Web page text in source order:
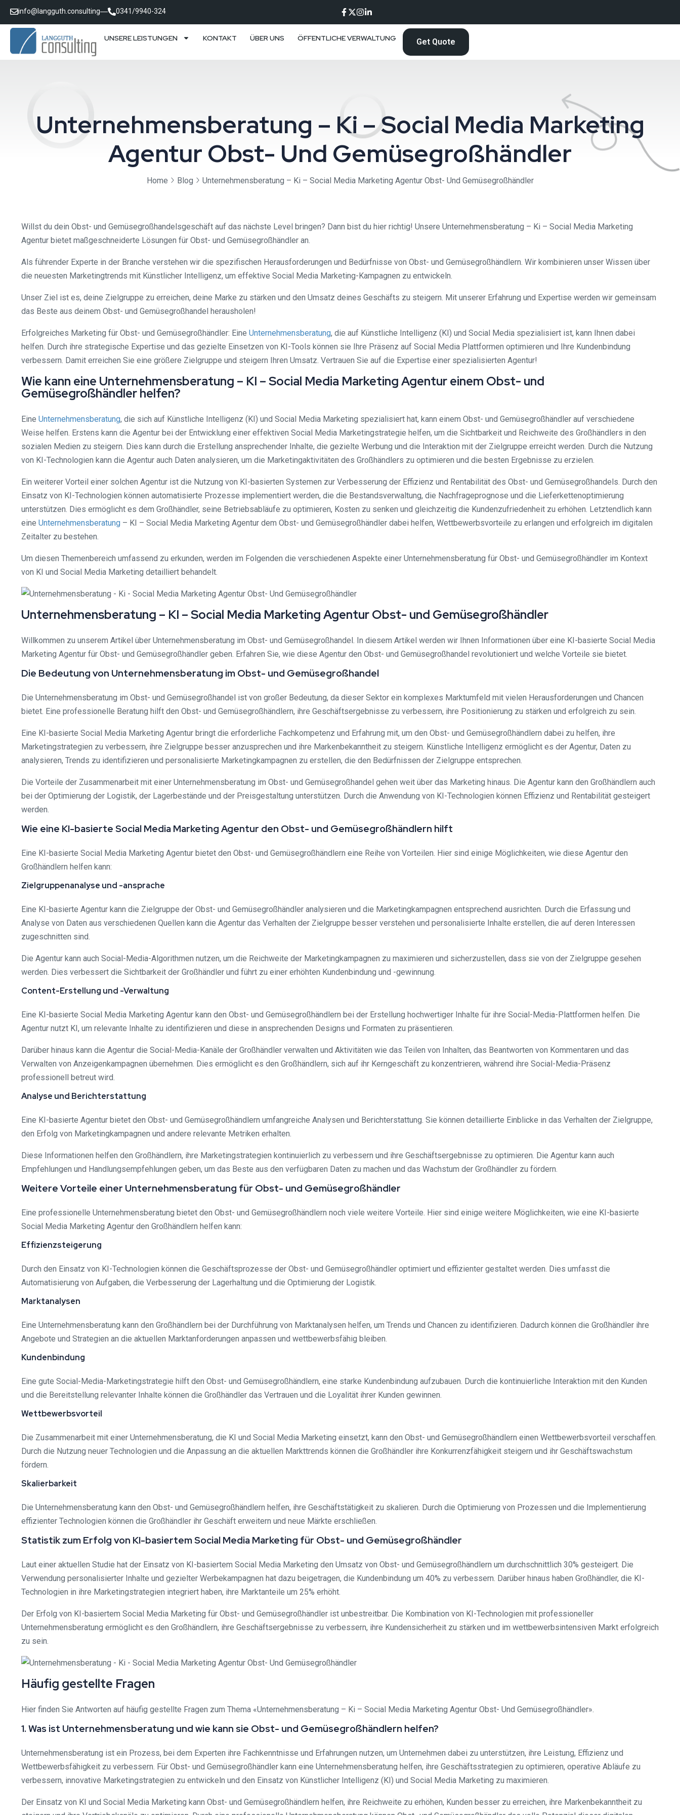
info@langguth.consulting 0341/9940-324
UNSERE LEISTUNGEN KONTAKT ÜBER UNS ÖFFENTLICHE VERWALTUNG Get Quote
Unternehmensberatung – Ki – Social Media Marketing
Agentur Obst- Und Gemüsegroßhändler
Home Blog Unternehmensberatung – Ki – Social Media Marketing Agentur Obst- Und Gemüsegroßhändler
Willst du dein Obst- und Gemüsegroßhandelsgeschäft auf das nächste Level bringen? Dann bist du hier richtig! Unsere Unternehmensberatung – Ki – Social Media Marketing
Agentur bietet maßgeschneiderte Lösungen für Obst- und Gemüsegroßhändler an.
Als führender Experte in der Branche verstehen wir die spezifischen Herausforderungen und Bedürfnisse von Obst- und Gemüsegroßhändlern. Wir kombinieren unser Wissen über
die neuesten Marketingtrends mit Künstlicher Intelligenz, um effektive Social Media Marketing-Kampagnen zu entwickeln.
Unser Ziel ist es, deine Zielgruppe zu erreichen, deine Marke zu stärken und den Umsatz deines Geschäfts zu steigern. Mit unserer Erfahrung und Expertise werden wir gemeinsam
das Beste aus deinem Obst- und Gemüsegroßhandel herausholen!
Erfolgreiches Marketing für Obst- und Gemüsegroßhändler: Eine Unternehmensberatung, die auf Künstliche Intelligenz (KI) und Social Media spezialisiert ist, kann Ihnen dabei
helfen. Durch ihre strategische Expertise und das gezielte Einsetzen von KI-Tools können sie Ihre Präsenz auf Social Media Plattformen optimieren und Ihre Kundenbindung
verbessern. Damit erreichen Sie eine größere Zielgruppe und steigern Ihren Umsatz. Vertrauen Sie auf die Expertise einer spezialisierten Agentur!
Wie kann eine Unternehmensberatung – KI – Social Media Marketing Agentur einem Obst- und
Gemüsegroßhändler helfen?
Eine Unternehmensberatung, die sich auf Künstliche Intelligenz (KI) und Social Media Marketing spezialisiert hat, kann einem Obst- und Gemüsegroßhändler auf verschiedene
Weise helfen. Erstens kann die Agentur bei der Entwicklung einer effektiven Social Media Marketingstrategie helfen, um die Sichtbarkeit und Reichweite des Großhändlers in den
sozialen Medien zu steigern. Dies kann durch die Erstellung ansprechender Inhalte, die gezielte Werbung und die Interaktion mit der Zielgruppe erreicht werden. Durch die Nutzung
von KI-Technologien kann die Agentur auch Daten analysieren, um die Marketingaktivitäten des Großhändlers zu optimieren und die besten Ergebnisse zu erzielen.
Ein weiterer Vorteil einer solchen Agentur ist die Nutzung von KI-basierten Systemen zur Verbesserung der Effizienz und Rentabilität des Obst- und Gemüsegroßhandels. Durch den
Einsatz von KI-Technologien können automatisierte Prozesse implementiert werden, die die Bestandsverwaltung, die Nachfrageprognose und die Lieferkettenoptimierung
unterstützen. Dies ermöglicht es dem Großhändler, seine Betriebsabläufe zu optimieren, Kosten zu senken und gleichzeitig die Kundenzufriedenheit zu erhöhen. Letztendlich kann
eine Unternehmensberatung – KI – Social Media Marketing Agentur dem Obst- und Gemüsegroßhändler dabei helfen, Wettbewerbsvorteile zu erlangen und erfolgreich im digitalen
Zeitalter zu bestehen.
Um diesen Themenbereich umfassend zu erkunden, werden im Folgenden die verschiedenen Aspekte einer Unternehmensberatung für Obst- und Gemüsegroßhändler im Kontext
von KI und Social Media Marketing detailliert behandelt.
Unternehmensberatung – KI – Social Media Marketing Agentur Obst- und Gemüsegroßhändler
Willkommen zu unserem Artikel über Unternehmensberatung im Obst- und Gemüsegroßhandel. In diesem Artikel werden wir Ihnen Informationen über eine KI-basierte Social Media
Marketing Agentur für Obst- und Gemüsegroßhändler geben. Erfahren Sie, wie diese Agentur den Obst- und Gemüsegroßhandel revolutioniert und welche Vorteile sie bietet.
Die Bedeutung von Unternehmensberatung im Obst- und Gemüsegroßhandel
Die Unternehmensberatung im Obst- und Gemüsegroßhandel ist von großer Bedeutung, da dieser Sektor ein komplexes Marktumfeld mit vielen Herausforderungen und Chancen
bietet. Eine professionelle Beratung hilft den Obst- und Gemüsegroßhändlern, ihre Geschäftsergebnisse zu verbessern, ihre Positionierung zu stärken und erfolgreich zu sein.
Eine KI-basierte Social Media Marketing Agentur bringt die erforderliche Fachkompetenz und Erfahrung mit, um den Obst- und Gemüsegroßhändlern dabei zu helfen, ihre
Marketingstrategien zu verbessern, ihre Zielgruppe besser anzusprechen und ihre Markenbekanntheit zu steigern. Künstliche Intelligenz ermöglicht es der Agentur, Daten zu
analysieren, Trends zu identifizieren und personalisierte Marketingkampagnen zu erstellen, die den Bedürfnissen der Zielgruppe entsprechen.
Die Vorteile der Zusammenarbeit mit einer Unternehmensberatung im Obst- und Gemüsegroßhandel gehen weit über das Marketing hinaus. Die Agentur kann den Großhändlern auch
bei der Optimierung der Logistik, der Lagerbestände und der Preisgestaltung unterstützen. Durch die Anwendung von KI-Technologien können Effizienz und Rentabilität gesteigert
werden.
Wie eine KI-basierte Social Media Marketing Agentur den Obst- und Gemüsegroßhändlern hilft
Eine KI-basierte Social Media Marketing Agentur bietet den Obst- und Gemüsegroßhändlern eine Reihe von Vorteilen. Hier sind einige Möglichkeiten, wie diese Agentur den
Großhändlern helfen kann:
Zielgruppenanalyse und -ansprache
Eine KI-basierte Agentur kann die Zielgruppe der Obst- und Gemüsegroßhändler analysieren und die Marketingkampagnen entsprechend ausrichten. Durch die Erfassung und
Analyse von Daten aus verschiedenen Quellen kann die Agentur das Verhalten der Zielgruppe besser verstehen und personalisierte Inhalte erstellen, die auf deren Interessen
zugeschnitten sind.
Die Agentur kann auch Social-Media-Algorithmen nutzen, um die Reichweite der Marketingkampagnen zu maximieren und sicherzustellen, dass sie von der Zielgruppe gesehen
werden. Dies verbessert die Sichtbarkeit der Großhändler und führt zu einer erhöhten Kundenbindung und -gewinnung.
Content-Erstellung und -Verwaltung
Eine KI-basierte Social Media Marketing Agentur kann den Obst- und Gemüsegroßhändlern bei der Erstellung hochwertiger Inhalte für ihre Social-Media-Plattformen helfen. Die
Agentur nutzt KI, um relevante Inhalte zu identifizieren und diese in ansprechenden Designs und Formaten zu präsentieren.
Darüber hinaus kann die Agentur die Social-Media-Kanäle der Großhändler verwalten und Aktivitäten wie das Teilen von Inhalten, das Beantworten von Kommentaren und das
Verwalten von Anzeigenkampagnen übernehmen. Dies ermöglicht es den Großhändlern, sich auf ihr Kerngeschäft zu konzentrieren, während ihre Social-Media-Präsenz
professionell betreut wird.
Analyse und Berichterstattung
Eine KI-basierte Agentur bietet den Obst- und Gemüsegroßhändlern umfangreiche Analysen und Berichterstattung. Sie können detaillierte Einblicke in das Verhalten der Zielgruppe,
den Erfolg von Marketingkampagnen und andere relevante Metriken erhalten.
Diese Informationen helfen den Großhändlern, ihre Marketingstrategien kontinuierlich zu verbessern und ihre Geschäftsergebnisse zu optimieren. Die Agentur kann auch
Empfehlungen und Handlungsempfehlungen geben, um das Beste aus den verfügbaren Daten zu machen und das Wachstum der Großhändler zu fördern.
Weitere Vorteile einer Unternehmensberatung für Obst- und Gemüsegroßhändler
Eine professionelle Unternehmensberatung bietet den Obst- und Gemüsegroßhändlern noch viele weitere Vorteile. Hier sind einige weitere Möglichkeiten, wie eine KI-basierte
Social Media Marketing Agentur den Großhändlern helfen kann:
Effizienzsteigerung
Durch den Einsatz von KI-Technologien können die Geschäftsprozesse der Obst- und Gemüsegroßhändler optimiert und effizienter gestaltet werden. Dies umfasst die
Automatisierung von Aufgaben, die Verbesserung der Lagerhaltung und die Optimierung der Logistik.
Marktanalysen
Eine Unternehmensberatung kann den Großhändlern bei der Durchführung von Marktanalysen helfen, um Trends und Chancen zu identifizieren. Dadurch können die Großhändler ihre
Angebote und Strategien an die aktuellen Marktanforderungen anpassen und wettbewerbsfähig bleiben.
Kundenbindung
Eine gute Social-Media-Marketingstrategie hilft den Obst- und Gemüsegroßhändlern, eine starke Kundenbindung aufzubauen. Durch die kontinuierliche Interaktion mit den Kunden
und die Bereitstellung relevanter Inhalte können die Großhändler das Vertrauen und die Loyalität ihrer Kunden gewinnen.
Wettbewerbsvorteil
Die Zusammenarbeit mit einer Unternehmensberatung, die KI und Social Media Marketing einsetzt, kann den Obst- und Gemüsegroßhändlern einen Wettbewerbsvorteil verschaffen.
Durch die Nutzung neuer Technologien und die Anpassung an die aktuellen Markttrends können die Großhändler ihre Konkurrenzfähigkeit steigern und ihr Geschäftswachstum
fördern.
Skalierbarkeit
Die Unternehmensberatung kann den Obst- und Gemüsegroßhändlern helfen, ihre Geschäftstätigkeit zu skalieren. Durch die Optimierung von Prozessen und die Implementierung
effizienter Technologien können die Großhändler ihr Geschäft erweitern und neue Märkte erschließen.
Statistik zum Erfolg von KI-basiertem Social Media Marketing für Obst- und Gemüsegroßhändler
Laut einer aktuellen Studie hat der Einsatz von KI-basiertem Social Media Marketing den Umsatz von Obst- und Gemüsegroßhändlern um durchschnittlich 30% gesteigert. Die
Verwendung personalisierter Inhalte und gezielter Werbekampagnen hat dazu beigetragen, die Kundenbindung um 40% zu verbessern. Darüber hinaus haben Großhändler, die KI-
Technologien in ihre Marketingstrategien integriert haben, ihre Marktanteile um 25% erhöht.
Der Erfolg von KI-basiertem Social Media Marketing für Obst- und Gemüsegroßhändler ist unbestreitbar. Die Kombination von KI-Technologien mit professioneller
Unternehmensberatung ermöglicht es den Großhändlern, ihre Geschäftsergebnisse zu verbessern, ihre Kundensicherheit zu stärken und im wettbewerbsintensiven Markt erfolgreich
zu sein.
Häufig gestellte Fragen
Hier finden Sie Antworten auf häufig gestellte Fragen zum Thema «Unternehmensberatung – Ki – Social Media Marketing Agentur Obst- Und Gemüsegroßhändler».
1. Was ist Unternehmensberatung und wie kann sie Obst- und Gemüsegroßhändlern helfen?
Unternehmensberatung ist ein Prozess, bei dem Experten ihre Fachkenntnisse und Erfahrungen nutzen, um Unternehmen dabei zu unterstützen, ihre Leistung, Effizienz und
Wettbewerbsfähigkeit zu verbessern. Für Obst- und Gemüsegroßhändler kann eine Unternehmensberatung helfen, ihre Geschäftsstrategien zu optimieren, operative Abläufe zu
verbessern, innovative Marketingstrategien zu entwickeln und den Einsatz von Künstlicher Intelligenz (KI) und Social Media Marketing zu maximieren.
Der Einsatz von KI und Social Media Marketing kann Obst- und Gemüsegroßhändlern helfen, ihre Reichweite zu erhöhen, Kunden besser zu erreichen, ihre Markenbekanntheit zu